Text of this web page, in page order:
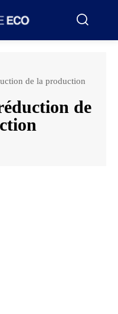
de la production
de